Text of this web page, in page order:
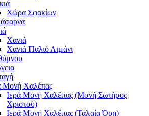
Χώρα Σφακίων
Χανιά
Χανιά Παλιό Λιμάνι
Μονή Χαλέπας
Ιερά Μονή Χαλέπας (Μονή Σωτήρος
Χριστού)
Ιερά Μονή Χαλέπας (Ταλαία Όρη)